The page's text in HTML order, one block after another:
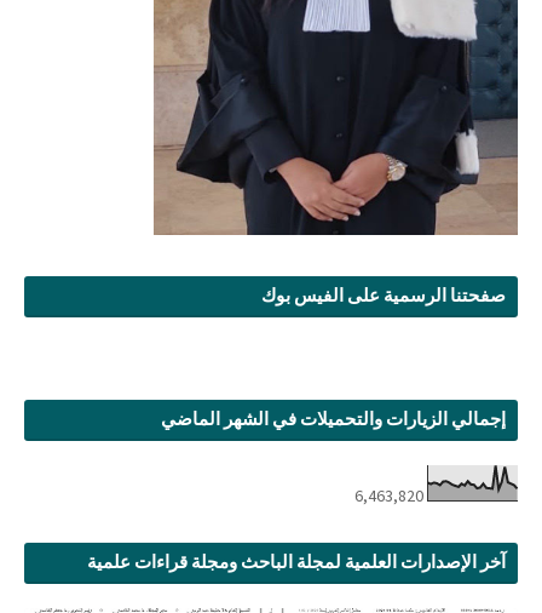
صفحتنا الرسمية على الفيس بوك
إجمالي الزيارات والتحميلات في الشهر الماضي
6,463,820
آخر الإصدارات العلمية لمجلة الباحث ومجلة قراءات علمية